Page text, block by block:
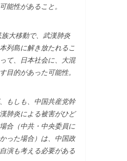
能性があること。
大移動で、武漢肺炎
列島に解き放たれるこ
て、日本社会に、大混
目的があった可能性。
もしも、中国共産党幹
肺炎による被害がひど
合（中共・中央委員に
った場合）は、中国政
演も考える必要がある